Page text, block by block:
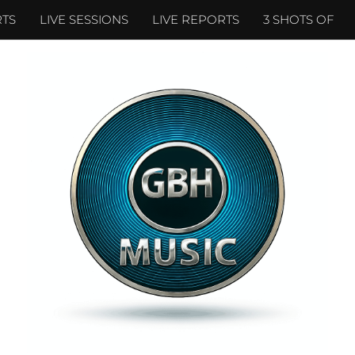
LIVE SESSIONS LIVE REPORTS 3 SHOTS OF